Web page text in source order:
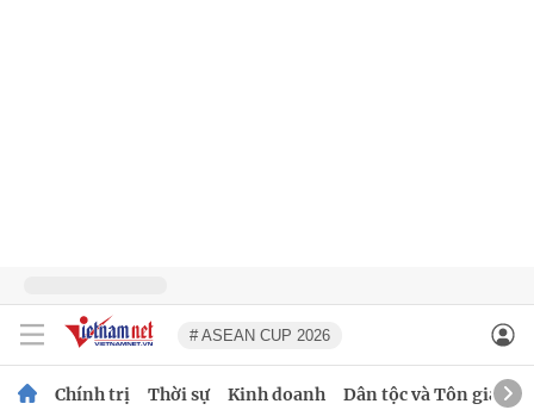
# ASEAN CUP 2026
Chính trị Thời sự Kinh doanh Dân tộc và Tôn giáo